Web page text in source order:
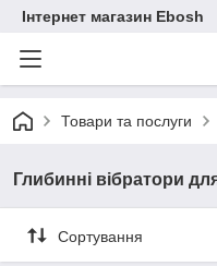
Інтернет магазин Ebosh
Товари та послуги
Глибинні вібратори
Сортування